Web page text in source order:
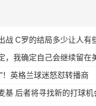
战 C罗的结局多少让人有
，我确定自己会继续留在
！英格兰球迷怒怼转播商
基 后者将寻找新的打球机